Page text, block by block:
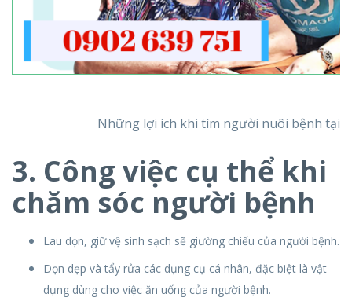
Những lợi ích khi tìm người nuôi bệnh tại
3. Công việc cụ thể khi
chăm sóc người bệnh
Lau dọn, giữ vệ sinh sạch sẽ giường chiếu của người bệnh.
Dọn dẹp và tẩy rửa các dụng cụ cá nhân, đặc biệt là vật
dụng dùng cho việc ăn uống của người bệnh.